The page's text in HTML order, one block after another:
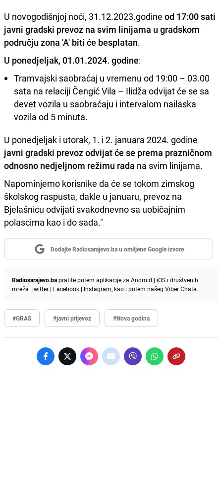
U novogodišnjoj noći, 31.12.2023.godine od 17:00 sati
javni gradski prevoz na svim linijama u gradskom
području zona 'A' biti će besplatan.
U ponedjeljak, 01.01.2024. godine:
Tramvajski saobraćaj u vremenu od 19:00 – 03.00
sata na relaciji Čengić Vila – Ilidža odvijat će se sa
devet vozila u saobraćaju i intervalom nailaska
vozila od 5 minuta.
U ponedjeljak i utorak, 1. i 2. januara 2024. godine
javni gradski prevoz odvijat će se prema prazničnom
odnosno nedjeljnom režimu rada na svim linijama.
Napominjemo korisnike da će se tokom zimskog
školskog raspusta, dakle u januaru, prevoz na
Bjelašnicu odvijati svakodnevno sa uobičajnim
polascima kao i do sada."
Dodajte Radiosarajevo.ba u omiljene Google izvore
Radiosarajevo.bapratite putem aplikacije za Android | iOS i društvenih
mreža Twitter | Facebook | Instagram, kao i putem našeg ViberChata.
#GRAS #javni prijevoz #Nova godina